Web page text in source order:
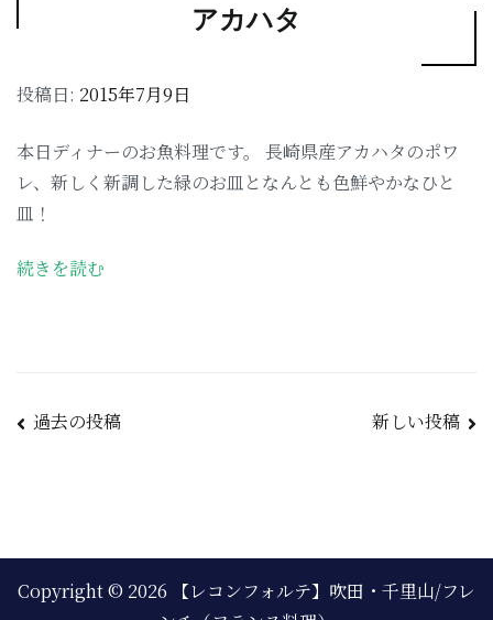
アカハタ
投稿日: 2015年7月9日
本日ディナーのお魚料理です。 長崎県産アカハタのポワ
レ、新しく新調した緑のお皿となんとも色鮮やかなひと
皿！
続きを読む
過去の投稿 新しい投稿
Copyright © 2026
【レコンフォルテ】吹田・千里山/フレ